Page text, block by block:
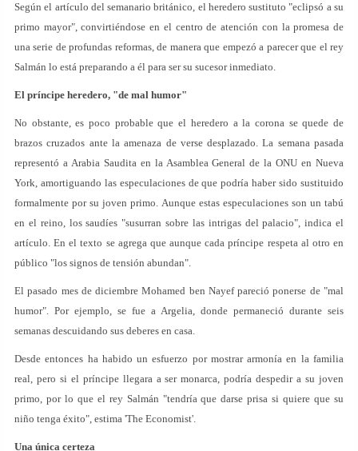
Según el artículo del semanario británico, el heredero sustituto "eclipsó a su
primo mayor", convirtiéndose en el centro de atención con la promesa de
una serie de profundas reformas, de manera que empezó a parecer que el rey
Salmán lo está preparando a él para ser su sucesor inmediato.
El príncipe heredero, "de mal humor"
No obstante, es poco probable que el heredero a la corona se quede de
brazos cruzados ante la amenaza de verse desplazado. La semana pasada
representó a Arabia Saudita en la Asamblea General de la ONU en Nueva
York, amortiguando las especulaciones de que podría haber sido sustituido
formalmente por su joven primo. Aunque estas especulaciones son un tabú
en el reino, los saudíes "susurran sobre las intrigas del palacio", indica el
artículo. En el texto se agrega que aunque cada príncipe respeta al otro en
público "los signos de tensión abundan".
El pasado mes de diciembre Mohamed ben Nayef pareció ponerse de "mal
humor". Por ejemplo, se fue a Argelia, donde permaneció durante seis
semanas descuidando sus deberes en casa.
Desde entonces ha habido un esfuerzo por mostrar armonía en la familia
real, pero si el príncipe llegara a ser monarca, podría despedir a su joven
primo, por lo que el rey Salmán "tendría que darse prisa si quiere que su
niño tenga éxito", estima 'The Economist'.
Una única certeza